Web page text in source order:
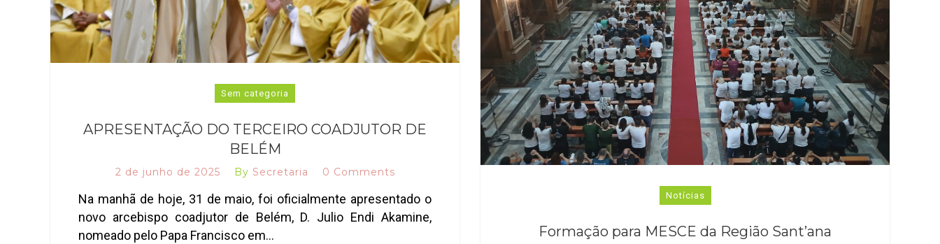
Sem categoria
APRESENTAÇÃO DO TERCEIRO COADJUTOR DE
BELÉM
2 de junho de 2025 By Secretaria 0 Comments
Na manhã de hoje, 31 de maio, foi oficialmente apresentado o
novo arcebispo coadjutor de Belém, D. Julio Endi Akamine,
nomeado pelo Papa Francisco em…
Notícias
Formação para MESCE da Região Sant’ana